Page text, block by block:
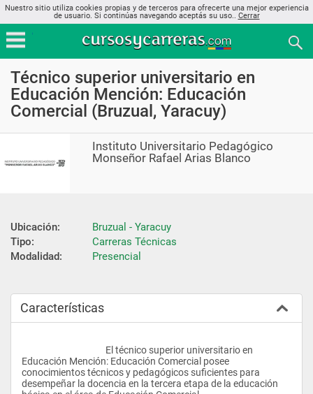
Nuestro sitio utiliza cookies propias y de terceros para ofrecerte una mejor experiencia
de usuario. Si continúas navegando aceptás su uso.. Cerrar
Técnico superior universitario en
Educación Mención: Educación
Comercial (Bruzual, Yaracuy)
Instituto Universitario Pedagógico
Monseñor Rafael Arias Blanco
Ubicación:
Bruzual - Yaracuy
Tipo:
Carreras Técnicas
Modalidad:
Presencial
Características
Educación Mención: Educación Comercial posee
conocimientos técnicos y pedagógicos suficientes para
desempeñar la docencia en la tercera etapa de la educación